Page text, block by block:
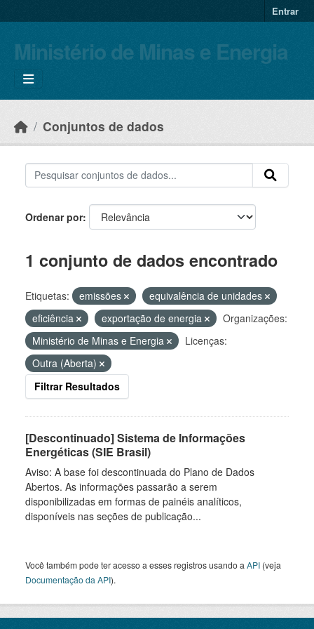
Entrar
Ministério de Minas e Energia
Conjuntos de dados
Ordenar por
1 conjunto de dados encontrado
Etiquetas: emissões
equivalência de unidades
eficiência
exportação de energia
Organizações:
Ministério de Minas e Energia
Licenças:
Outra (Aberta)
Filtrar Resultados
[Descontinuado] Sistema de Informações
Energéticas (SIE Brasil)
Aviso: A base foi descontinuada do Plano de Dados
Abertos. As informações passarão a serem
disponibilizadas em formas de painéis analíticos,
disponíveis nas seções de publicação...
Você também pode ter acesso a esses registros usando a API (veja
Documentação da API).